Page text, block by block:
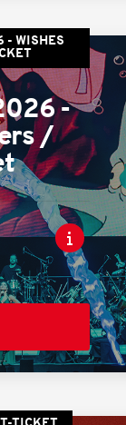
- WISHES
-
/